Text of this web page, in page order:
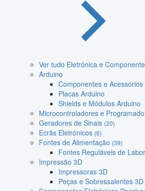
Ver tudo Eletrónica e
Arduino
Componentes e Acessórios
Placas Arduino
Shields e Módulos Arduino
Microcontroladores e
Geradores de Sinais (20)
Ecrãs Eletrónicos (6)
Fontes de Alimentação (39)
Fontes Reguláveis de
Impressão 3D
Impressoras 3D
Peças e Sobressalentes 3D